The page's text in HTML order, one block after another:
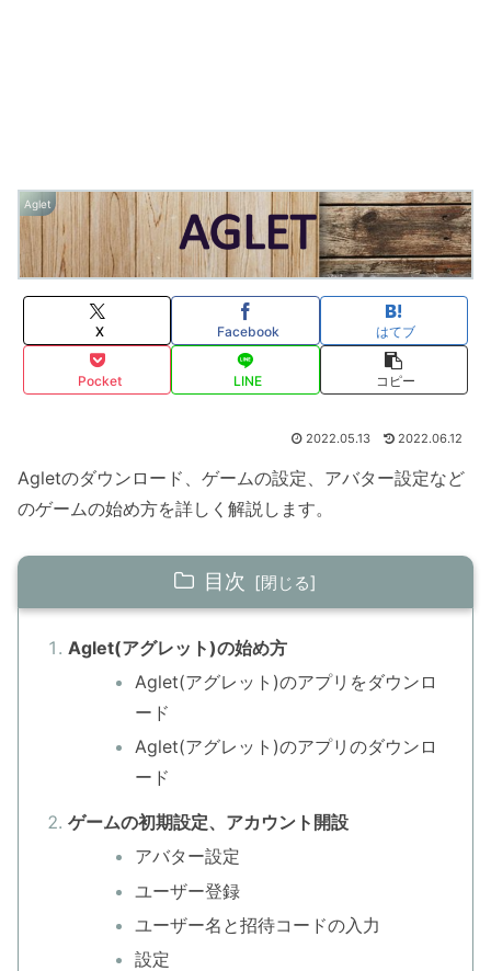
Aglet
X Facebook はてブ
Pocket LINE コピー
2022.05.13 2022.06.12
Agletのダウンロード、ゲームの設定、アバター設定など
のゲームの始め方を詳しく解説します。
目次
Aglet(アグレット)の始め方
Aglet(アグレット)のアプリをダウンロ
ード
Aglet(アグレット)のアプリのダウンロ
ード
ゲームの初期設定、アカウント開設
アバター設定
ユーザー登録
ユーザー名と招待コードの入力
設定